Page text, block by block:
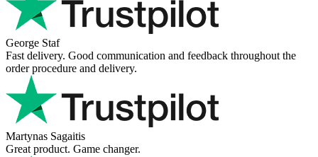
George Staf
Fast delivery. Good communication and feedback throughout the
order procedure and delivery.
Martynas Sagaitis
Great product. Game changer.